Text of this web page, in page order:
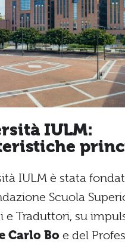
IULM:
IULM è stata
Scuola
e Traduttori, su
Carlo Bo e del